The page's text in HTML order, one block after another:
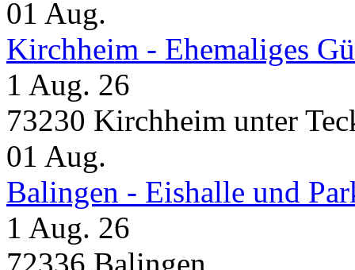
01 Aug.
Kirchheim - Ehemaliges
1 Aug. 26
73230 Kirchheim unter
01 Aug.
Balingen - Eishalle und
1 Aug. 26
72336 Balingen